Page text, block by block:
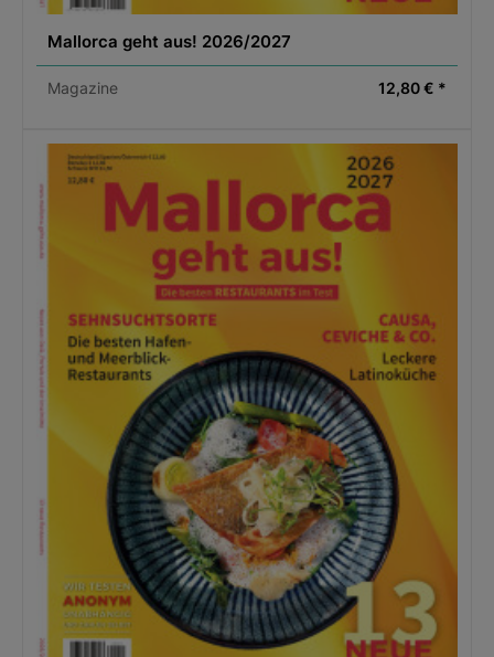
Mallorca geht aus! 2026/2027
Magazine 12,80 € *